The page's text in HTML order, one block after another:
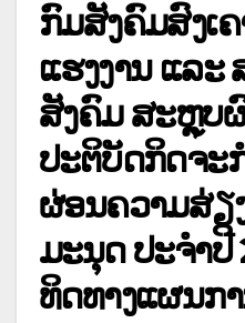
ກົມສັງຄົມສົງເ
ແຮງງານ ແລ
ສັງຄົມ ສະຫຼຸບ
ປະຕິບັດກິດຈະ
ຜ່ອນຄວາມສ່ຽ
ມະນຸດ ປະຈໍາປີ
ທິດທາງແຜນກ